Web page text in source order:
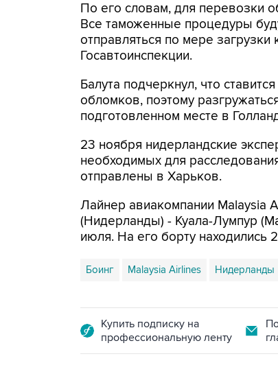
По его словам, для перевозки
Все таможенные процедуры
отправляться по мере
Госавтоинспекции.
Балута подчеркнул, что
обломков, поэтому
подготовленном месте в
23 ноября нидерландские
необходимых для
отправлены в Харьков.
Лайнер авиакомпании Malaysia
(Нидерланды) - Куала-Лумпур
июля. На его борту находились
Боинг Malaysia Airlines Нидерланды
Купить подписку на
профессиональную ленту